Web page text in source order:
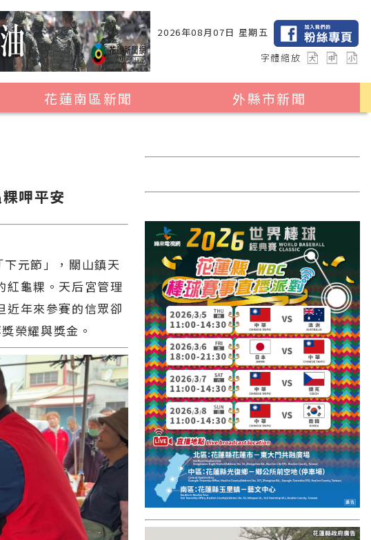
2026年08月07日 星期五
字體縮放
花蓮南區新聞
外縣市新聞
2024暑期夏令營專區
台中市
彰化縣
高雄市
國外報導
台東縣
關山鎮
苗栗縣
其他地區
新竹市
和平鄉
台南市
呷平安
元節」，關山鎮天
紅龜粿。天后宮管理
近年來參賽的信眾卻
榮耀與獎金。